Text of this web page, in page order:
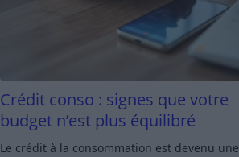
Crédit conso : signes que votre
budget n’est plus équilibré
Le crédit à la consommation est devenu une